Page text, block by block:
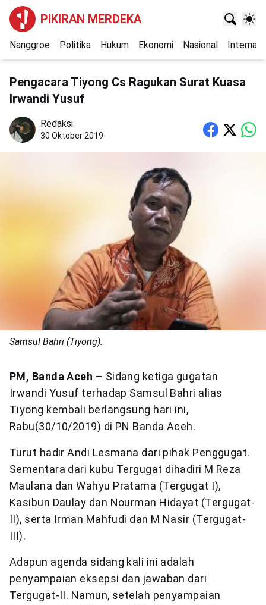
PIKIRAN MERDEKA
Nanggroe Politika Hukum Ekonomi Nasional
Pengacara Tiyong Cs Ragukan Surat Kuasa
Irwandi Yusuf
Redaksi
30 Oktober 2019
Samsul Bahri (Tiyong).
PM, Banda Aceh – Sidang ketiga gugatan
Irwandi Yusuf terhadap Samsul Bahri alias
Tiyong kembali berlangsung hari ini,
Rabu(30/10/2019) di PN Banda Aceh.
Turut hadir Andi Lesmana dari pihak Penggugat.
Sementara dari kubu Tergugat dihadiri M Reza
Maulana dan Wahyu Pratama (Tergugat I),
Kasibun Daulay dan Nourman Hidayat (Tergugat-
II), serta Irman Mahfudi dan M Nasir (Tergugat-
III).
Adapun agenda sidang kali ini adalah
penyampaian eksepsi dan jawaban dari
Tergugat-II. Namun, setelah penyampaian